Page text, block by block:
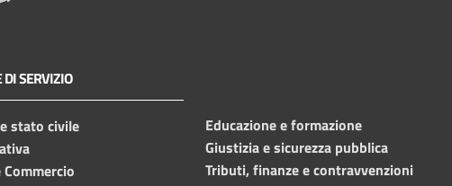
DI SERVIZIO
stato civile
Educazione e formazione
Giustizia e sicurezza pubblica
Tributi, finanze e contravvenzioni